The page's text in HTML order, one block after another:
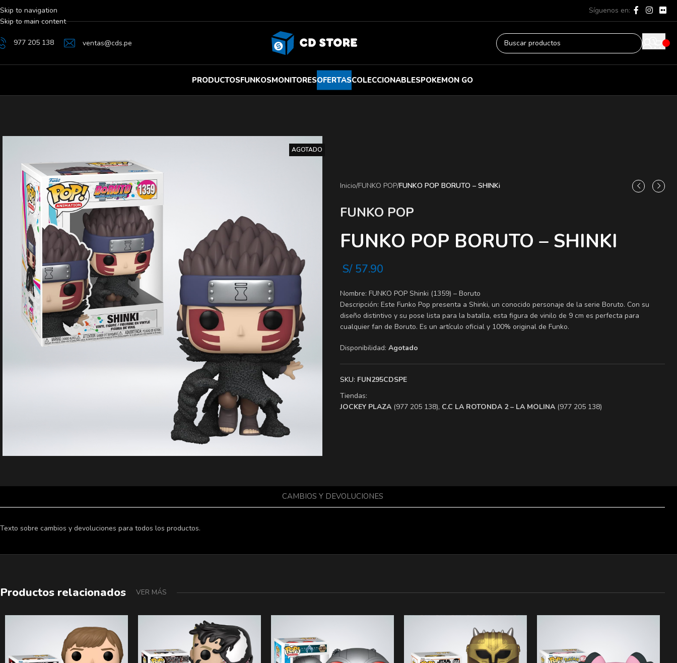
Skip to navigation
Skip to main content
Síguenos en:
977 205 138 ventas@cds.pe
PRODUCTOSFUNKOSMONITORESOFERTASCOLECCIONABLESPOKEMON GO
AGOTADO
Inicio/FUNKO POP/FUNKO POP BORUTO – SHINKi
FUNKO POP
FUNKO POP BORUTO – SHINKI
S/57.90
Nombre: FUNKO POP Shinki (1359) – Boruto
Descripción: Este Funko Pop presenta a Shinki, un conocido personaje de la serie Boruto. Con su
diseño distintivo y su pose lista para la batalla, esta figura de vinilo de 9 cm es perfecta para
cualquier fan de Boruto. Es un artículo oficial y 100% original de Funko.
Disponibilidad: Agotado
SKU: FUN295CDSPE
Tiendas:
​JOCKEY PLAZA (977 205 138), ​C.C LA ROTONDA 2 – LA MOLINA (977 205 138)
CAMBIOS Y DEVOLUCIONES
Texto sobre cambios y devoluciones para todos los productos.
Productos relacionados VER MÁS